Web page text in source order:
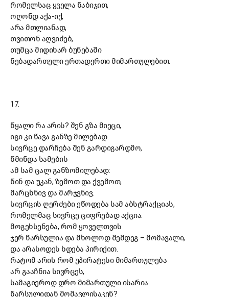
რომელსაც ყველა ნაბიჯით,
ოღონდ აქა-იქ,
არა მთლიანად,
თვითონ აღვიძებ,
თუმცა მიდიხარ ბუნებაში
ნებადართული ერთადერთი მიმართულებით.
17.
წყალი რა არის? შენ გზა მიეცი,
იგი კი წავა განზე მილებად.
სივრცე დარჩება შენ გარდიგარდმო,
წმინდა სამების
ამ სამ ცალ განზომილებად:
წინ და უკან, ზემოთ და ქვემოთ,
მარცხნივ და მარჯვნივ.
სივრცის ღერძები ეწოდება სამ აბსტრაქციას,
რომელმაც სივრცე ციფრებად აქცია.
მოგეხსენება, რომ ყოველთვის
ჯერ წარსულია და მხოლოდ შემდეგ – მომავალი,
და არასოდეს ხდება პირიქით.
რატომ არის რომ უპირატესი მიმართულება
არ გააჩნია სივრცეს,
სამაგიეროდ დრო მიმართული ისარია
წარსულიდან მომავლისაკენ?